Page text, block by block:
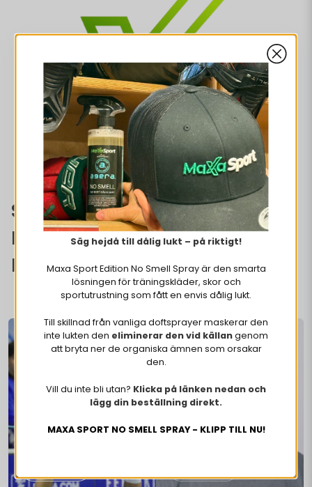
SPORTSPRODUKTER DER
HJÆLPER DIG MED AT
MAKSIMERE
FLOORBALL MERCH
Säg hejdå till dålig lukt – på riktigt!
Maxa Sport Edition No Smell Spray är den smarta
lösningen för träningskläder, skor och
sportutrustning som fått en envis dålig lukt.
Till skillnad från vanliga doftsprayer maskerar den
inte lukten den eliminerar den vid källangenom
att bryta ner de organiska ämnen som orsakar
den.
Vill du inte bli utan? Klicka på länken nedan och
lägg din beställning direkt.
MAXA SPORT NO SMELL SPRAY - KLIPP TILL NU!